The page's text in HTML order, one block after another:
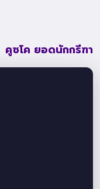
คูซโค ยอดนักกรีฑา